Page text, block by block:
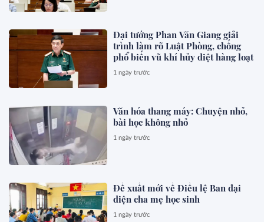
Đại tướng Phan Văn Giang giải
trình làm rõ Luật Phòng, chống
phổ biến vũ khí hủy diệt hàng loạt
1 ngày trước
Văn hóa thang máy: Chuyện nhỏ,
bài học không nhỏ
1 ngày trước
Đề xuất mới về Điều lệ Ban đại
diện cha mẹ học sinh
1 ngày trước